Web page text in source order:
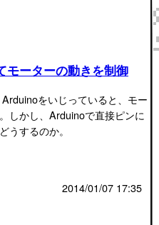
モーターの動きを制御
をいじっていると、モー
しかし、Arduinoで直接ピンに
うするのか。
2014/01/07 17:35